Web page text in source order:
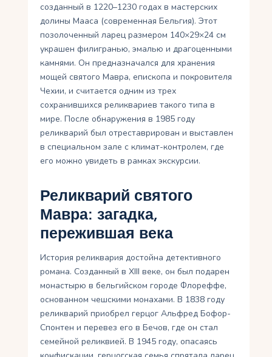
созданный в 1220–1230 годах в мастерских
долины Мааса (современная Бельгия). Этот
позолоченный ларец размером 140×29×24 см
украшен филигранью, эмалью и драгоценными
камнями. Он предназначался для хранения
мощей святого Мавра, епископа и покровителя
Чехии, и считается одним из трех
сохранившихся реликвариев такого типа в
мире. После обнаружения в 1985 году
реликварий был отреставрирован и выставлен
в специальном зале с климат-контролем, где
его можно увидеть в рамках экскурсии.
Реликварий святого
Мавра: загадка,
пережившая века
История реликвария достойна детективного
романа. Созданный в XIII веке, он был подарен
монастырю в бельгийском городе Флореффе,
основанном чешскими монахами. В 1838 году
реликварий приобрел герцог Альфред Бофор-
Спонтен и перевез его в Бечов, где он стал
семейной реликвией. В 1945 году, опасаясь